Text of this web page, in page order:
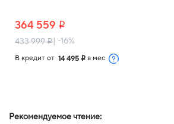
364 559 i
433 999i| -16%
В кредит от 14 495 i в мес
Рекомендуемое чтение: